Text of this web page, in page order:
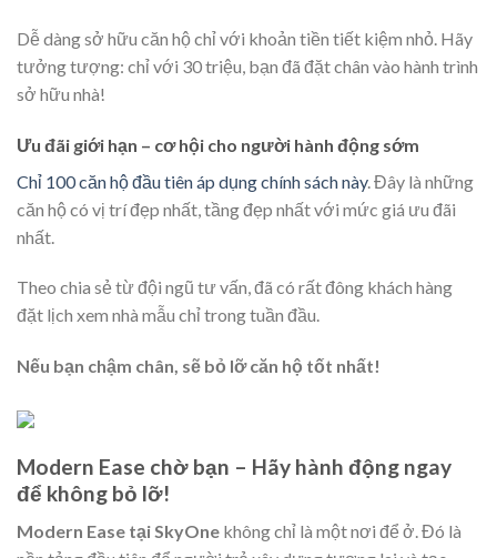
Dễ dàng sở hữu căn hộ chỉ với khoản tiền tiết kiệm nhỏ. Hãy
tưởng tượng: chỉ với 30 triệu, bạn đã đặt chân vào hành trình
sở hữu nhà!
Ưu đãi giới hạn – cơ hội cho người hành động sớm
Chỉ 100 căn hộ đầu tiên áp dụng chính sách này. Đây là những
căn hộ có vị trí đẹp nhất, tầng đẹp nhất với mức giá ưu đãi
nhất.
Theo chia sẻ từ đội ngũ tư vấn, đã có rất đông khách hàng
đặt lịch xem nhà mẫu chỉ trong tuần đầu.
Nếu bạn chậm chân, sẽ bỏ lỡ căn hộ tốt nhất!
Modern Ease chờ bạn – Hãy hành động ngay
để không bỏ lỡ!
Modern Ease tại SkyOne không chỉ là một nơi để ở. Đó là